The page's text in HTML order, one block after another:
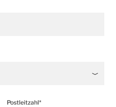
Postleitzahl*